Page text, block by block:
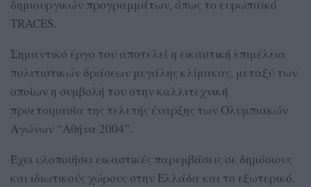
δημιουργικών προγραμμάτων, όπως το ευρωπαϊκό
TRACES.
Σημαντικό έργο του αποτελεί η εικαστική επιμέλεια
πολιτιστικών δράσεων μεγάλης κλίμακας, μεταξύ των
οποίων η συμβολή του στην καλλιτεχνική
προετοιμασία της τελετής έναρξης των Ολυμπιακών
Αγώνων “Αθήνα 2004”.
Έχει υλοποιήσει εικαστικές παρεμβάσεις σε δημόσιους
και ιδιωτικούς χώρους στην Ελλάδα και το εξωτερικό.